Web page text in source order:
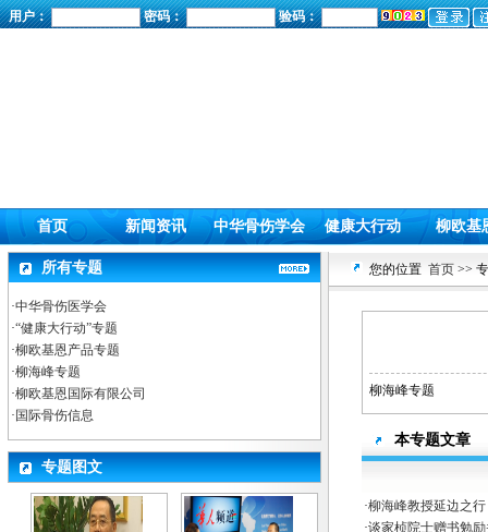
用户： 密码： 验码：
首页 新闻资讯 中华骨伤学会 健康大行动 柳欧基
所有专题
·中华骨伤医学会
·“健康大行动”专题
·柳欧基恩产品专题
·柳海峰专题
·柳欧基恩国际有限公司
· 国际骨伤信息
专题图文
您的位置 首页 >>
柳海峰专题
本专题文章
·柳海峰教授延边之行
·谈家桢院士赠书勉